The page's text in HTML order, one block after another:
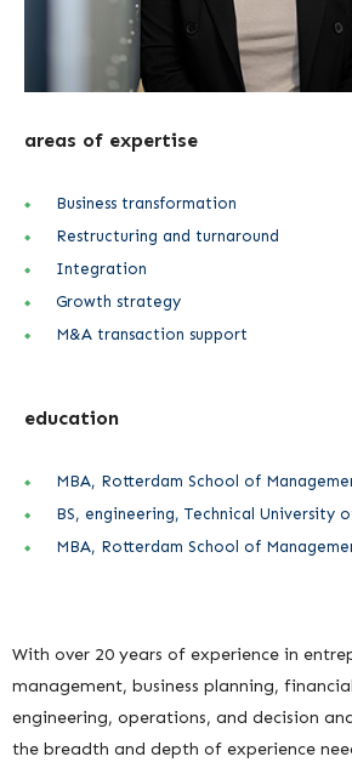
areas of expertise
Business transformation
Restructuring and turnaround
Integration
Growth strategy
M&A transaction support
education
MBA, Rotterdam School of
BS, engineering, Technical University
MBA, Rotterdam School of
With over 20 years of experience in
management, business planning,
engineering, operations, and decision
the breadth and depth of experience